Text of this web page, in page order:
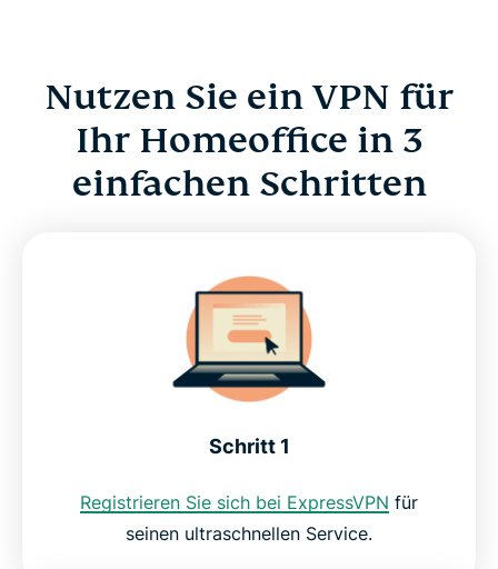
Das beste Tool für die Fernarbeit zum Schutz
sensibler Daten
Entdecken Sie das unerschlossene Potenzial Ihrer
Greifen Sie auf für Ihre Produktivität wichtige
Webseiten und Apps zu
Wie ein VPN funktioniert
Warum sollten Sie ExpressVPN nutzen?
Nutzen Sie ExpressVPN für alle Ihre Geräte
Nutzen Sie ein VPN für
Ihr Homeoffice in 3
einfachen Schritten
Schritt 1
Registrieren Sie sich bei ExpressVPN für
seinen ultraschnellen Service.